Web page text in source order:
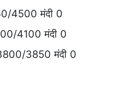
4500 मंदी 0
4100 मंदी 0
3850 मंदी 0